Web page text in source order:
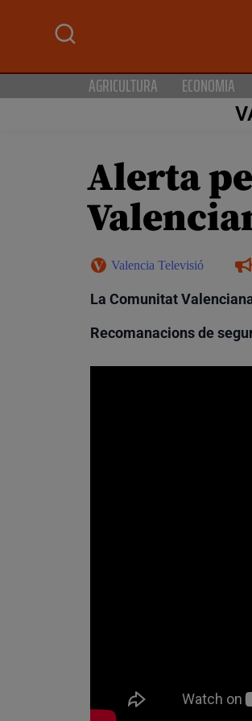
AGRICULTURA ECONOMIA
Alerta
Valencia Televisió
La Comunitat
Recomanacions de